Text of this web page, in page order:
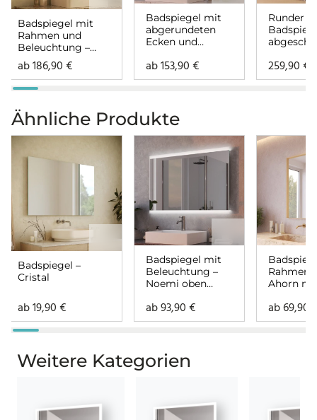
Badspiegel mit
Rahmen und
Beleuchtung –
Noemi
rundherum
ab186,90€
Badspiegel mit
abgerundeten
Ecken und
Noemi
rundherum
ab153,90€
Runder
– Noemi
259,90€
Ähnliche Produkte
Badspiegel –
Cristal
ab19,90€
Badspiegel mit
Beleuchtung –
Noemi oben
ab93,90€
Rahmen
Ahorn
ab69,90
Weitere Kategorien